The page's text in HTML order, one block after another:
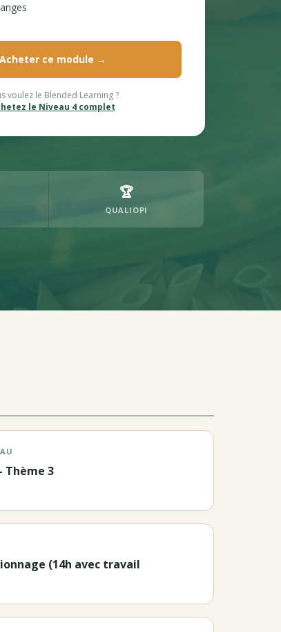
Acheter ce module →
voulez le Blended Learning ?
le Niveau 4 complet
🏆
QUALIOPI
Thème 3
(14h avec travail